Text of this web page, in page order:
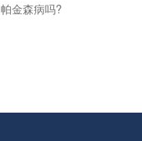
金森病吗?